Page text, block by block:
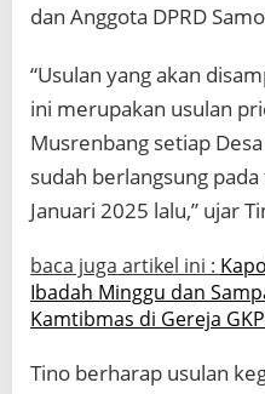
dan Anggota DPRD
“Usulan yang akan
ini merupakan usulan
Musrenbang setiap
sudah berlangsung pada
Januari 2025 lalu,” ujar
baca juga artikel ini :
Ibadah Minggu dan
Kamtibmas di Gereja
Tino berharap usulan